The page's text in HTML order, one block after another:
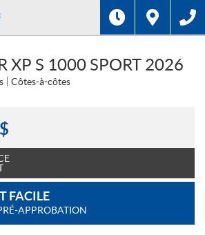
XP S 1000 SPORT 2026
Côtes-à-côtes
$
FACILE
APPROBATION